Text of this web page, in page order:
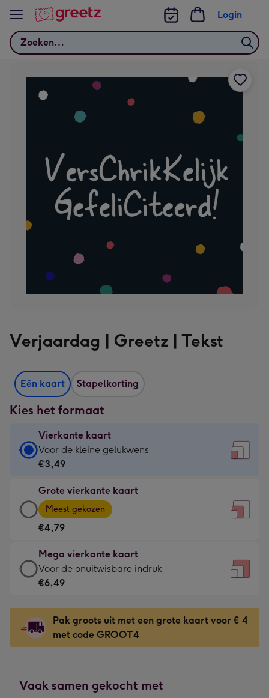
Bekijk meer
Zoeken
Login
Verjaardag | Greetz | Tekst
Eén kaart Stapelkorting
Kies het formaat
Vierkante kaart
Vierkante
kaart
€3,49
-
Voor
kleine
gelukwens
-
130
x
130
mm
Voor de kleine gelukwens
€3,49
Grote vierkante kaart
Grote
vierkante
kaart
-
€4,79
-
Meest
-
Dimensions:
167
mm
Meest gekozen
€4,79
Mega vierkante kaart
Mega
vierkante
-
€6,49
-
onuitwisbare
Voor de onuitwisbare indruk
€6,49
Pak groots uit met een grote kaart voor € 4
met code GROOT4
Vaak samen gekocht met